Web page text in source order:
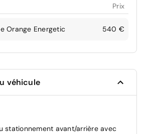
Prix
Orange Energetic 540 €
véhicule
stationnement avant/arrière avec